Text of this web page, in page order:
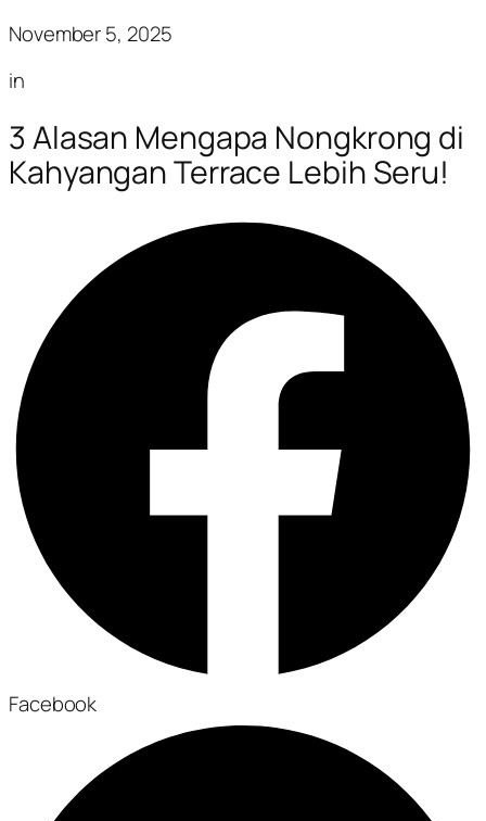
November 5, 2025
in
3 Alasan Mengapa Nongkrong di
Kahyangan Terrace Lebih Seru!
Facebook